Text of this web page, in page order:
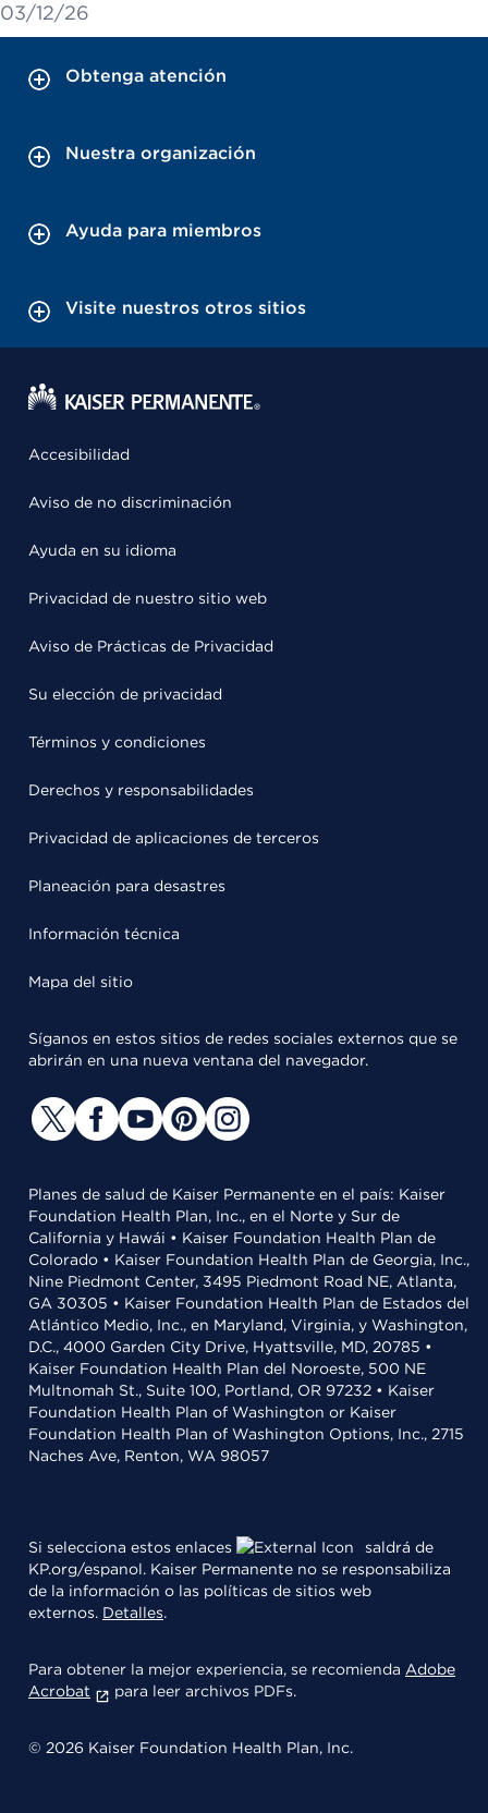
03/12/26
Obtenga atención
Nuestra organización
Ayuda para miembros
Visite nuestros otros sitios
Accesibilidad
Aviso de no discriminación
Ayuda en su idioma
Privacidad de nuestro sitio web
Aviso de Prácticas de Privacidad
Su elección de privacidad
Términos y condiciones
Derechos y responsabilidades
Privacidad de aplicaciones de terceros
Planeación para desastres
Información técnica
Mapa del sitio
Síganos en estos sitios de redes sociales externos que se
abrirán en una nueva ventana del navegador.
Planes de salud de Kaiser Permanente en el país: Kaiser
Foundation Health Plan, Inc., en el Norte y Sur de
California y Hawái • Kaiser Foundation Health Plan de
Colorado • Kaiser Foundation Health Plan de Georgia, Inc.,
Nine Piedmont Center, 3495 Piedmont Road NE, Atlanta,
GA 30305 • Kaiser Foundation Health Plan de Estados del
Atlántico Medio, Inc., en Maryland, Virginia, y Washington,
D.C., 4000 Garden City Drive, Hyattsville, MD, 20785 •
Kaiser Foundation Health Plan del Noroeste, 500 NE
Multnomah St., Suite 100, Portland, OR 97232 • Kaiser
Foundation Health Plan of Washington or Kaiser
Foundation Health Plan of Washington Options, Inc., 2715
Naches Ave, Renton, WA 98057
Si selecciona estos enlaces
saldrá de
KP.org/espanol. Kaiser Permanente no se responsabiliza
de la información o las políticas de sitios web
externos. Detalles.
Para obtener la mejor experiencia, se recomienda Adobe
Acrobat
para leer archivos PDFs.
© 2026 Kaiser Foundation Health Plan, Inc.